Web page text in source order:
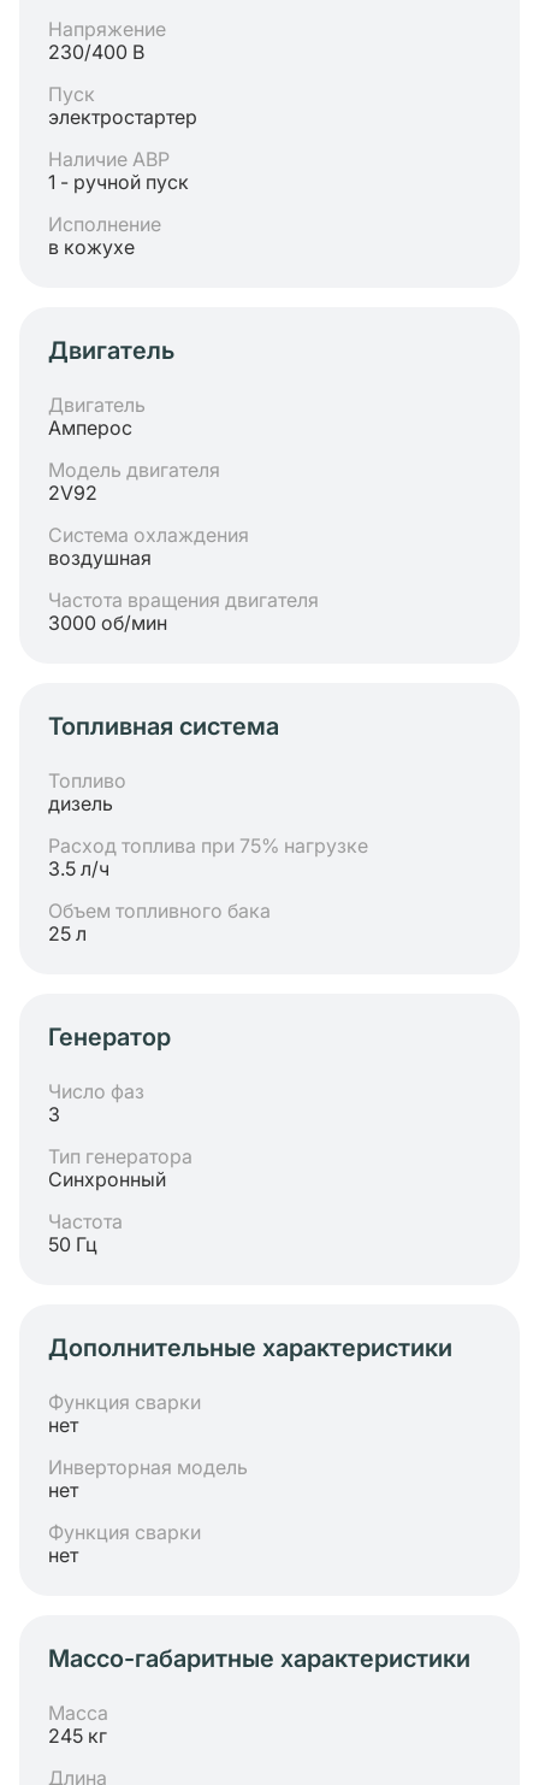
Напряжение
230/400 В
Пуск
электростартер
Наличие АВР
1 - ручной пуск
Исполнение
в кожухе
Двигатель
Двигатель
Амперос
Модель двигателя
2V92
Система охлаждения
воздушная
Частота вращения двигателя
3000 об/мин
Топливная система
Топливо
дизель
Расход топлива при 75% нагрузке
3.5 л/ч
Объем топливного бака
25 л
Генератор
Число фаз
3
Тип генератора
Синхронный
Частота
50 Гц
Дополнительные характеристики
Функция сварки
нет
Инверторная модель
нет
Функция сварки
нет
Массо-габаритные характеристики
Масса
245 кг
Длина